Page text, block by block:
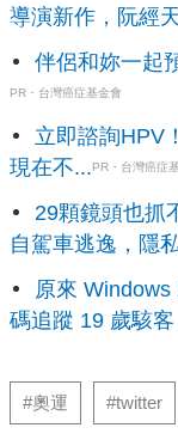
導演新作，阮經
伴侶和妳一起
PR・台灣癌症基金會
立即諮詢HPV
現在不...PR・台灣癌症
29顆鏡頭也抓
自駕車逃逸，隱
原來 Windows
碼追蹤 19 歲駭
#奧運 #twitter